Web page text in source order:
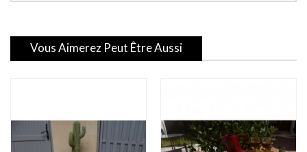
Vous Aimerez Peut Être Aussi